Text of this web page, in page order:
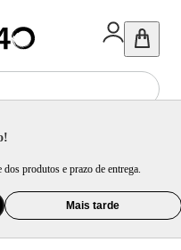
produtos e prazo de entrega.
Mais tarde